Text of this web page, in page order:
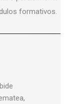
formativos.